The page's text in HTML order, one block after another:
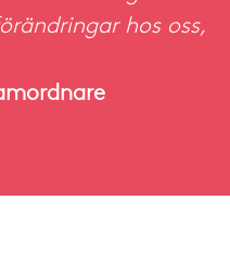
hos oss,